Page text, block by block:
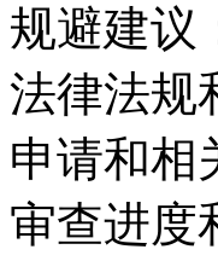
规避建议‌
法律法规
申请和相
审查进度